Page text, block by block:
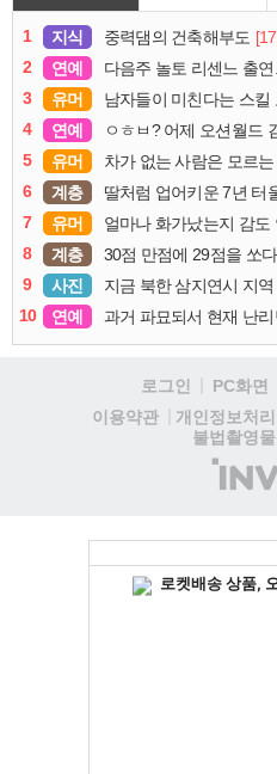
1 지식 중력댐의 건축해부도
2
연예 다음주 놀토 리센느 출연
3
유머 남자들이 미친다는 스킬
4
연예 ㅇㅎㅂ? 어제 오션월드
5
유머 차가 없는 사람은 모르
6
계층 딸처럼 업어키운 7년 터
7
유머 얼마나 화가났는지 감도
8
계층 30점 만점에 29점을 쏘
9
사진 지금 북한 삼지연시 지역
10
연예 과거 파묘되서 현재 난
로그인 PC화면
이용약관
개인정보처리
불법촬영